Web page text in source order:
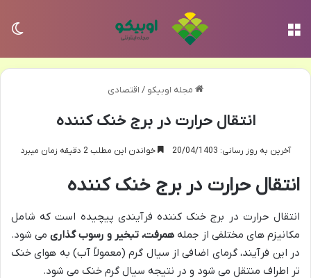
مجله اوبیکو / اقتصادی
انتقال حرارت در برج خنک کننده
آخرین به روز رسانی: 20/04/1403 خواندن این مطلب 2 دقیقه زمان میبرد
انتقال حرارت در برج خنک کننده
انتقال حرارت در برج خنک کننده فرآیندی پیچیده است که شامل
مکانیزم های مختلفی از جمله همرفت، تبخیر و رسوب گذاری می شود.
در این فرآیند، گرمای اضافی از سیال گرم (معمولاً آب) به هوای خنک
تر اطراف منتقل می شود و در نتیجه سیال گرم خنک می شود.